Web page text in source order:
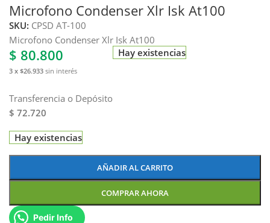
Microfono Condenser Xlr Isk At100
SKU: CPSD AT-100
Microfono Condenser Xlr Isk At100
$ 80.800
3 x $26.933 sin interés
Transferencia o Depósito
$ 72.720
Hay existencias
Hay existencias
AÑADIR AL CARRITO
COMPRAR AHORA
Pedir Info